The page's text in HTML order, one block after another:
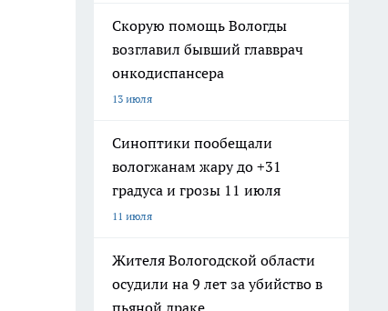
Скорую помощь Вологды
возглавил бывший главврач
онкодиспансера
13 июля
Синоптики пообещали
вологжанам жару до +31
градуса и грозы 11 июля
11 июля
Жителя Вологодской области
осудили на 9 лет за убийство в
пьяной драке